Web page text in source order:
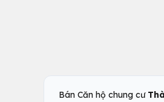
Bán Căn hộ chung cư